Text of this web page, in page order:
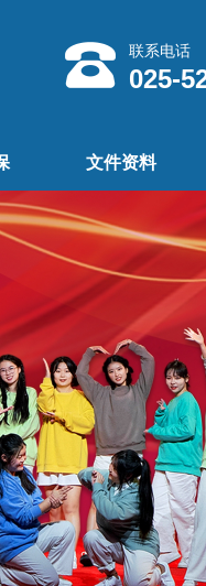
文件资料
文件资料
联系电话
025-